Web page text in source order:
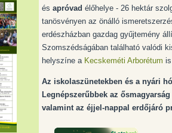
és apróvad élőhelye - 26 hektár
tanösvényen az önálló
erdészházban gazdag gyűjtemény
Szomszédságában található valódi
helyszíne a Kecskeméti Arborétum
Az iskolaszünetekben és a nyári
Legnépszerűbbek az
valamint az éjjel-nappal erdőjáró